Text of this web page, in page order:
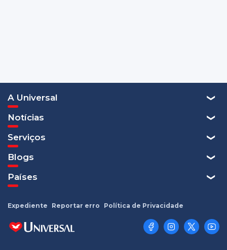
A Universal
Notícias
Serviços
Blogs
Países
Expediente Reportar erro Política de Privacidade